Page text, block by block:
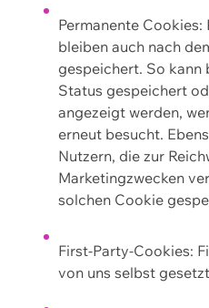
Permanente Cookies:
bleiben auch nach
gespeichert. So kann
Status gespeichert
angezeigt werden,
erneut besucht.
Nutzern, die zur
Marketingzwecken
solchen Cookie
First-Party-Cookies:
von uns selbst